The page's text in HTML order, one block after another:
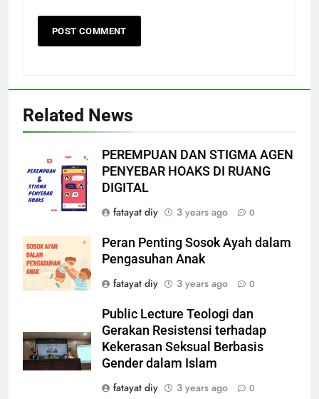
Related News
PEREMPUAN DAN STIGMA AGEN
PENYEBAR HOAKS DI RUANG
DIGITAL
fatayat diy
3 years ago 0
Peran Penting Sosok Ayah dalam
Pengasuhan Anak
fatayat diy
3 years ago 0
Public Lecture Teologi dan
Gerakan Resistensi terhadap
Kekerasan Seksual Berbasis
Gender dalam Islam
fatayat diy
3 years ago 0